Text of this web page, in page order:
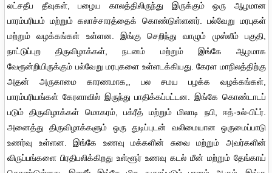
லட்சதீப தீவுகள், பழைய காலத்திலிருந்து இருக்கும் ஒரு ஆழமான
பாரம்பரியம் மற்றும் கலாச்சாரத்தைக் கொண்டுள்ளனர். பல்வேறு மரபுகள்
மற்றும் வழக்கங்கள் உள்ளன. இங்கு செறிந்து வாழும் முஸ்லீம் பகுதி,
நாட்டுப்புற திருவிழாக்கள், நடனம் மற்றும் இங்கே ஆழமாக
வேரூன்றியிருக்கும் பல்வேறு மரபுகளை உள்ளடக்கியது. கேரள மாநிலத்திற்கு
அதன் அருகாமை காரணமாக,, பல சமய பழக்க வழக்கங்கள்,
பாரம்பரியங்கள் கேரளாவில் இருந்து பாதிக்கப்பட்டன. இங்கே கொண்டாடப்
படும் திருவிழாக்கள் மொகரம், பக்ரீத் மற்றும் மிலாடி நபி, ஈத்-உல்-பிட்ர்.
அனைத்து திருவிழாக்களும் ஒரு துடிப்புடன் வலிமையான ஒருமைப்பாடு
உணர்வு உள்ளன. இங்கே உணவு மக்களின் சுவை மற்றும் அவர்களின்
விருப்பங்களை பிரதிபலிக்கிறது உள்ளூர் உணவு கடல் மீன் மற்றும் தேங்காய்